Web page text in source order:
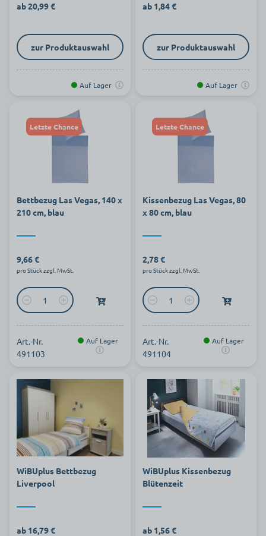
ab 20,99 €
zur Produktauswahl
Auf Lager
ab 1,84 €
zur Produktauswahl
Auf Lager
Letzte Chance
Bettbezug Las Vegas, 140 x
210 cm, blau
9,66 €
pro Stück zzgl. MwSt.
Art.-Nr.
491103
Auf Lager
Letzte Chance
Kissenbezug Las Vegas, 80
x 80 cm, blau
2,78 €
pro Stück zzgl. MwSt.
Art.-Nr.
491104
Auf Lager
WiBUplus Bettbezug
Liverpool
ab 16,79 €
WiBUplus Kissenbezug
Blütenzeit
ab 1,56 €